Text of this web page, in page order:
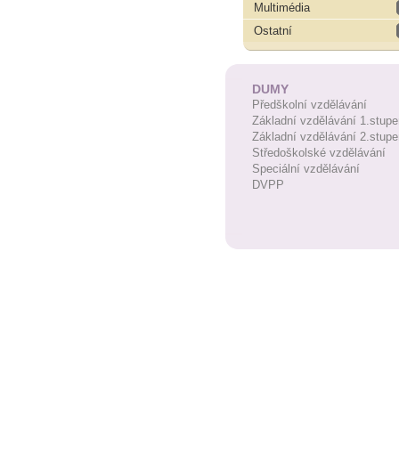
Multimédia
Ostatní
DUMY
Předškolní vzdělávání
Základní vzdělávání
Základní vzdělávání
Středoškolské vzdělávání
Speciální vzdělávání
DVPP